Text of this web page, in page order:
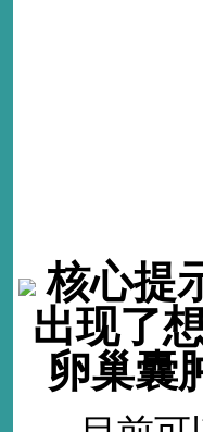
核心提
出现了
卵巢囊